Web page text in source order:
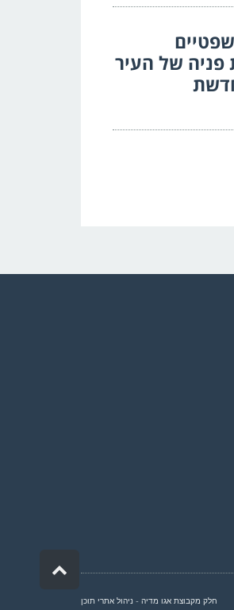
של העיר
חלק מקבוצת אגו מדיה - ניהול אתרי תוכן